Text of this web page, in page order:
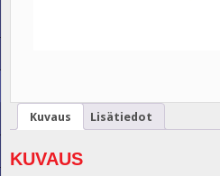
Kuvaus Lisätiedot
KUVAUS